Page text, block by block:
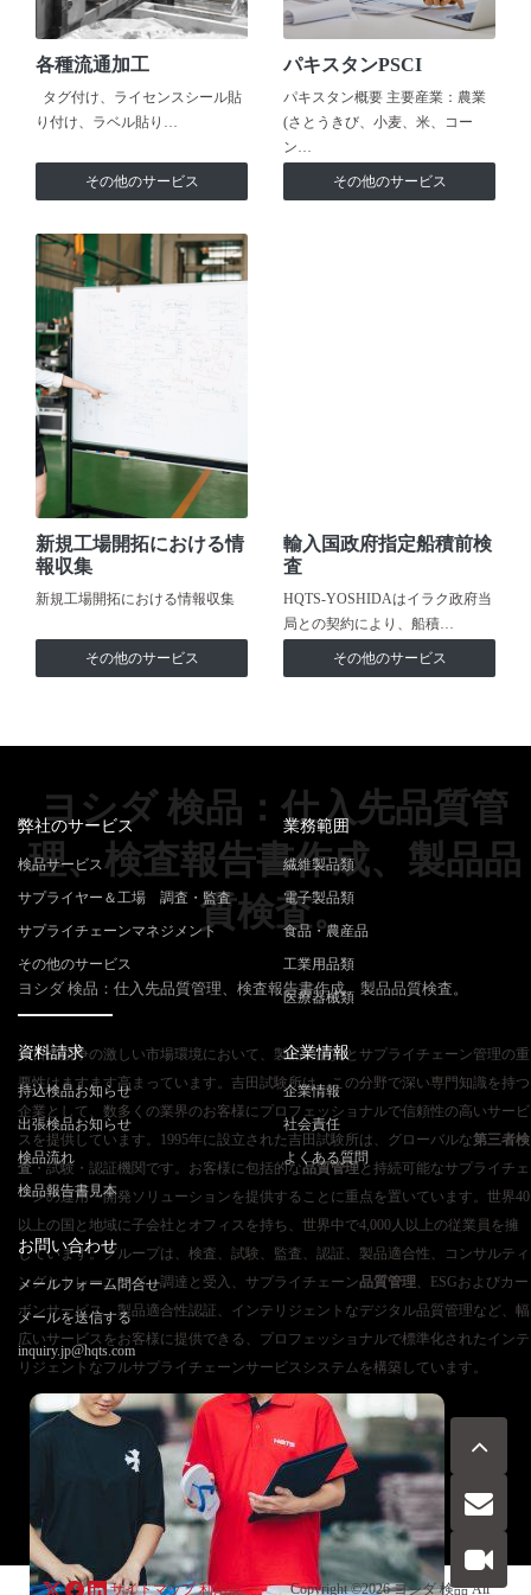
各種流通加工
タグ付け、ライセンスシール貼
り付け、ラベル貼り…
その他のサービス
パキスタンPSCI
パキスタン概要 主要産業：農業
(さとうきび、小麦、米、コー
ン…
その他のサービス
新規工場開拓における情
報収集
新規工場開拓における情報収集
その他のサービス
輸入国政府指定船積前検
査
HQTS-YOSHIDAはイラク政府当
局との契約により、船積…
その他のサービス
ヨシダ 検品：仕入先品質管
理、検査報告書作成、製品品
質検査。
ヨシダ 検品：仕入先品質管理、検査報告書作成、製品品質検査。
今日の競争の激しい市場環境において、製品の品質とサプライチェーン管理の重
要性はますます高まっています。吉田試験所は、この分野で深い専門知識を持つ
企業として、数多くの業界のお客様にプロフェッショナルで信頼性の高いサービ
スを提供しています。1995年に設立された吉田試験所は、グローバルな第三者検
査・試験・認証機関です。お客様に包括的な品質管理と持続可能なサプライチェ
ーンの運用・開発ソリューションを提供することに重点を置いています。世界40
以上の国と地域に子会社とオフィスを持ち、世界中で4,000人以上の従業員を擁
しています。グループは、検査、試験、監査、認証、製品適合性、コンサルティ
ングとトレーニング、調達と受入、サプライチェーン品質管理 、ESGおよびカー
ボンサービス、製品適合性認証、インテリジェントなデジタル品質管理など、幅
広いサービスをお客様に提供できる、プロフェッショナルで標準化されたインテ
リジェントなフルサプライチェーンサービスシステムを構築しています。
弊社のサービス
検品サービス
サプライヤー＆工場 調査・監査
サプライチェーンマネジメント
その他のサービス
業務範囲
繊維製品類
電子製品類
食品・農産品
工業用品類
医療器械類
資料請求
持込検品お知らせ
出張検品お知らせ
検品流れ
検品報告書見本
企業情報
企業情報
社会責任
よくある質問
お問い合わせ
メールフォーム問合せ
メールを送信する
inquiry.jp@hqts.com
お電話でのお問い合わせ
050-5840-2657
お問い合わせ
サイトマップ 利用規 Copyright ©2026ヨシダ 検品All